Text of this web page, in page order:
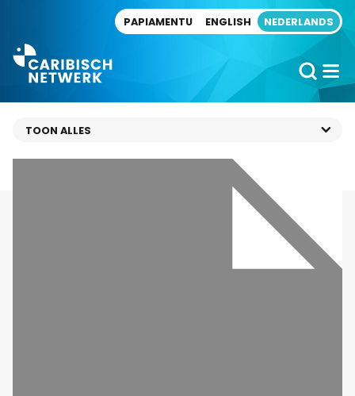
PAPIAMENTU ENGLISH NEDERLANDS